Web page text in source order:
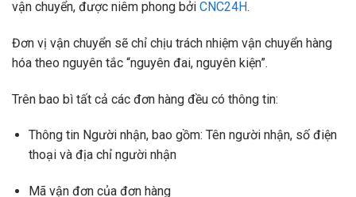
vận chuyển, được niêm phong bởi CNC24H.
Đơn vị vận chuyển sẽ chỉ chịu trách nhiệm vận chuyển hàng
hóa theo nguyên tắc “nguyên đai, nguyên kiện”.
Trên bao bì tất cả các đơn hàng đều có thông tin:
Thông tin Người nhận, bao gồm: Tên người nhận, số điện
thoại và địa chỉ người nhận
Mã vận đơn của đơn hàng